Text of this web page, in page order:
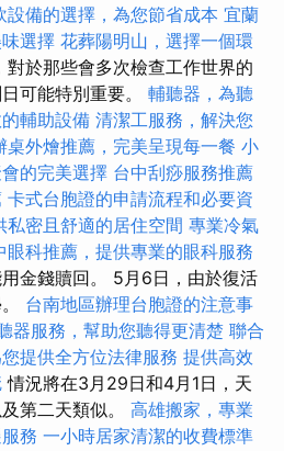
設備的選擇，為您節省成本 宜蘭
選擇 花葬陽明山，選擇一個環
對於那些會多次檢查工作世界的
可能特別重要。 輔聽器，為聽
輔助設備 清潔工服務，解決您
桌外燴推薦，完美呈現每一餐 小
的完美選擇 台中刮痧服務推薦
卡式台胞證的申請流程和必要資
密且舒適的居住空間 專業冷氣
眼科推薦，提供專業的眼科服務
金錢贖回。 5月6日，由於復活
台南地區辦理台胞證的注意事
器服務，幫助您聽得更清楚 聯合
提供全方位法律服務 提供高效
情況將在3月29日和4月1日，天
第二天類似。 高雄搬家，專業
務 一小時居家清潔的收費標準